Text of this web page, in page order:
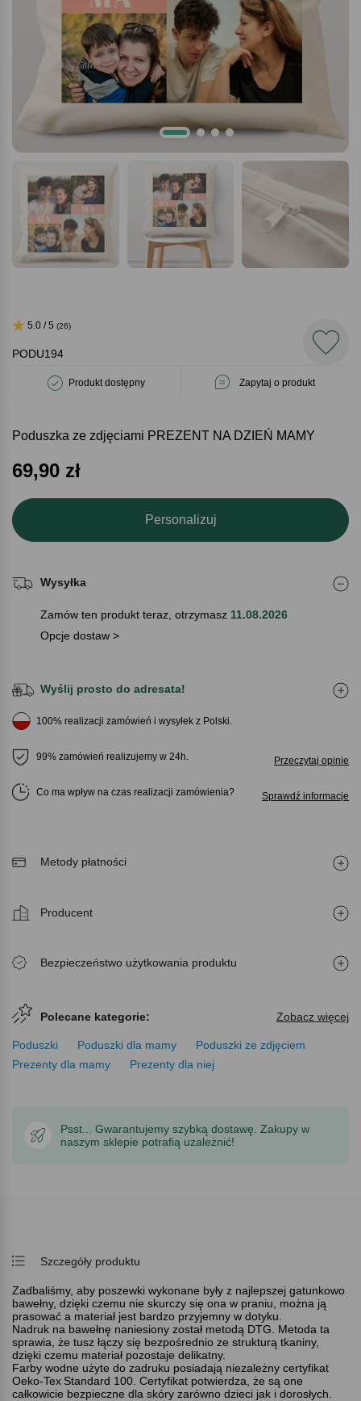
PODU194
Produkt dostępny Zapytaj o produkt
5.0 / 5 (26)
Poduszka ze zdjęciami PREZENT NA DZIEŃ MAMY
69,90 zł
Personalizuj
Wysyłka
Zamów ten produkt teraz, otrzymasz 11.08.2026
Opcje dostaw >
Wyślij prosto do adresata!
100% realizacji zamówień i wysyłek z Polski.
99% zamówień realizujemy w 24h. Przeczytaj opinie
Co ma wpływ na czas realizacji zamówienia Sprawdź informacje
Metody płatności
Producent
Bezpieczeństwo użytkowania produktu
Polecane kategorie: Zobacz więcej
Poduszki Poduszki dla mamy
Poduszki ze zdjęciem
Prezenty dla mamy
Prezenty dla niej
Psst... Gwarantujemy szybką dostawę. Zakupy w
naszym sklepie potrafią uzależnić!
Szczegóły produktu
Zadbaliśmy, aby poszewki wykonane były z najlepszej gatunkowo
bawełny, dzięki czemu nie skurczy się ona w praniu, można ją
prasować a materiał jest bardzo przyjemny w dotyku.
Nadruk na bawełnę naniesiony został metodą DTG. Metoda ta
sprawia, że tusz łączy się bezpośrednio ze strukturą tkaniny,
dzięki czemu materiał pozostaje delikatny.
Farby wodne użyte do zadruku posiadają niezależny certyfikat
Oeko-Tex Standard 100. Certyfikat potwierdza, że są one
całkowicie bezpieczne dla skóry zarówno dzieci jak i dorosłych.